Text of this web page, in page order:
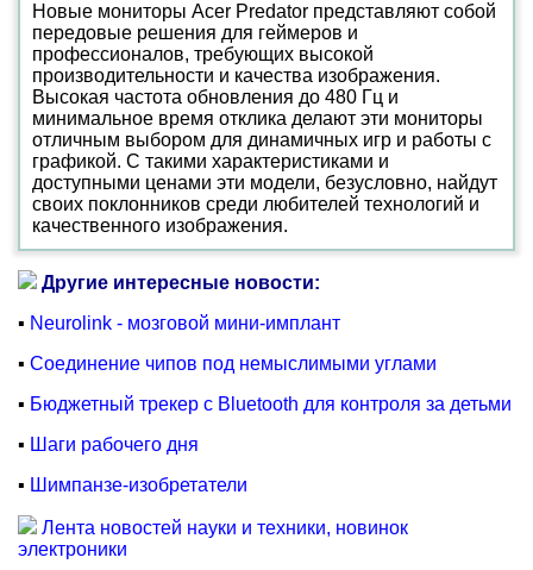
Новые мониторы Acer Predator представляют собой
передовые решения для геймеров и
профессионалов, требующих высокой
производительности и качества изображения.
Высокая частота обновления до 480 Гц и
минимальное время отклика делают эти мониторы
отличным выбором для динамичных игр и работы с
графикой. С такими характеристиками и
доступными ценами эти модели, безусловно, найдут
своих поклонников среди любителей технологий и
качественного изображения.
Другие интересные новости:
▪ Neurolink - мозговой мини-имплант
▪ Соединение чипов под немыслимыми углами
▪ Бюджетный трекер с Bluetooth для контроля за детьми
▪ Шаги рабочего дня
▪ Шимпанзе-изобретатели
Лента новостей науки и техники, новинок
электроники